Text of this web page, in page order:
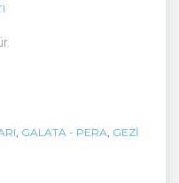
, GALATA - PERA, GEZI